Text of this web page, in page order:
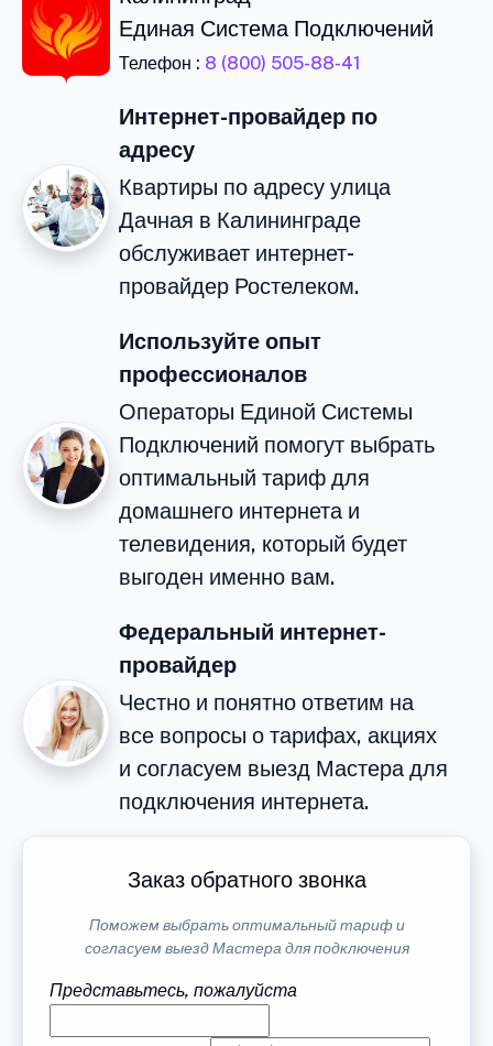
Единая Система Подключений
Телефон : 8 (800) 505-88-41
Интернет-провайдер по
адресу
Квартиры по адресу улица
Дачная в Калининграде
обслуживает интернет-
провайдер Ростелеком.
Используйте опыт
профессионалов
Операторы Единой Системы
Подключений помогут выбрать
оптимальный тариф для
домашнего интернета и
телевидения, который будет
выгоден именно вам.
Федеральный интернет-
провайдер
Честно и понятно ответим на
все вопросы о тарифах, акциях
и согласуем выезд Мастера для
подключения интернета.
Заказ обратного звонка
Поможем выбрать оптимальный тариф и
согласуем выезд Мастера для подключения
Представьтесь, пожалуйста